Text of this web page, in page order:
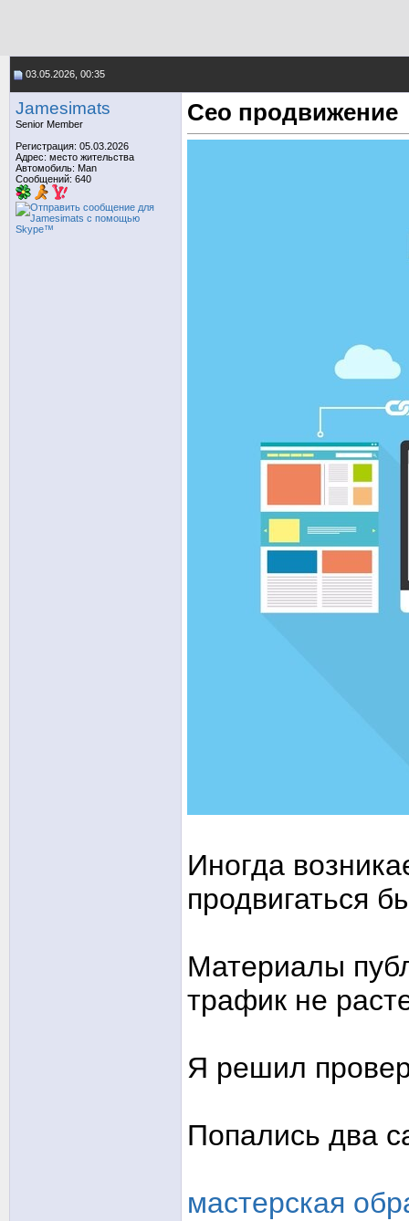
03.05.2026, 00:35
Jamesimats
Senior Member
Регистрация: 05.03.2026
Адрес: место жительства
Автомобиль: Man
Сообщений: 640
Сео продвижение
Иногда
продвигаться
Материалы
трафик не
Я решил
Попались два
мастерская